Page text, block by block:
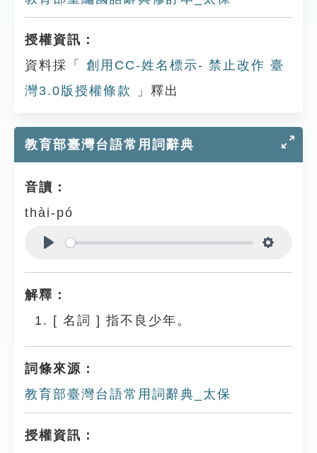
授權資訊：
資料採「
創用CC-姓名標示- 禁止改作 臺
灣3.0版授權條款
」釋出
教育部臺灣台語常用詞辭典
音讀：
thài-pó
解釋：
[ 名詞 ] 指不良少年。
詞條來源：
教育部臺灣台語常用詞辭典_太保
授權資訊：